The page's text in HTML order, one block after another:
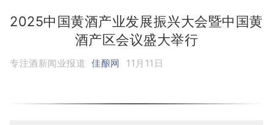
2025中国黄酒产业发展振兴大会暨中国黄
酒产区会议盛大举行
专注酒新闻业报道 佳酿网 11月11日